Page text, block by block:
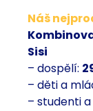
Náš
Sisi
– dospělí:
– děti a
– studenti a